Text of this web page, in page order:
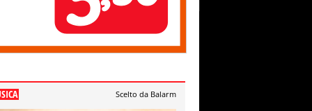
Scelto da Balarm